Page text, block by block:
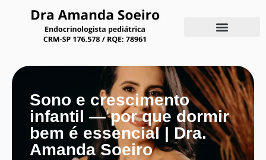
Sono e crescimento
infantil — por que dormir
bem é essencial | Dra.
Amanda Soeiro